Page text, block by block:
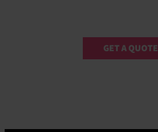
GET A QUOTE